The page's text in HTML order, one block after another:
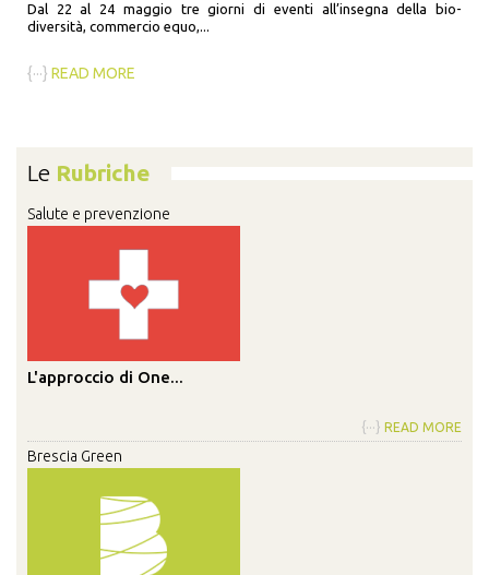
Dal 22 al 24 maggio tre giorni di eventi all’insegna della bio-
diversità, commercio equo,...
{···} READ MORE
Le Rubriche
Salute e prevenzione
L'approccio di One...
{···} READ MORE
Brescia Green